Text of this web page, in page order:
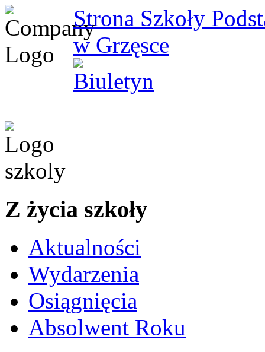
Strona Szkoły
w Grzęsce
Z życia szkoły
Aktualności
Wydarzenia
Osiągnięcia
Absolwent Roku